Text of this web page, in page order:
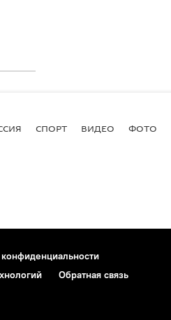
СПОРТ ВИДЕО ФОТО
Обратная связь